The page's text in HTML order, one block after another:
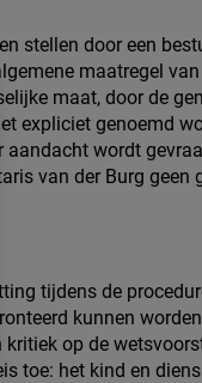
stellen door een
maatregel
maat, door de
expliciet genoemd
aandacht wordt
van der Burg geen
tijdens de
kunnen
kritiek op de
toe: het kind en